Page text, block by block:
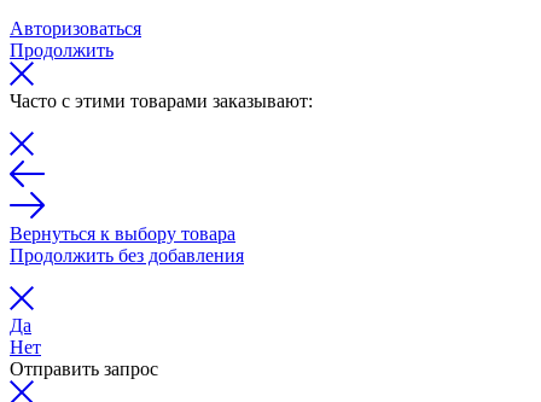
Авторизоваться
Продолжить
Часто с этими товарами заказывают:
Вернуться к выбору товара
Продолжить без добавления
Да
Нет
Отправить запрос